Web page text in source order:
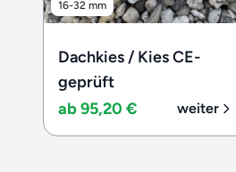
16-32 mm
Dachkies / Kies CE-
geprüft
ab 95,20 €
weiter